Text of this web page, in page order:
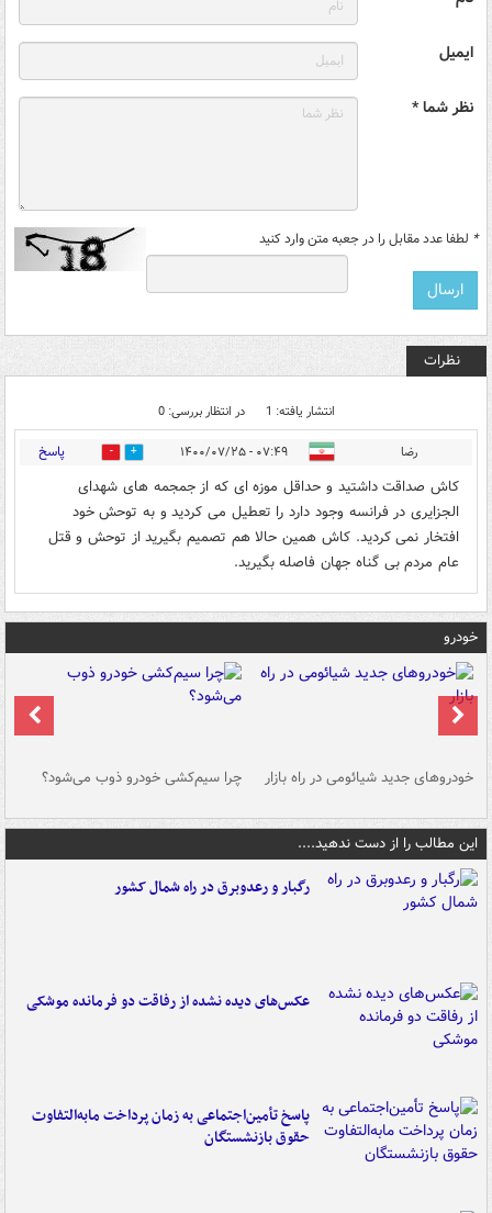
ایمیل
نظر شما *
* لطفا عدد مقابل را در جعبه متن وارد کنید
نظرات
انتشار یافته: 1 در انتظار بررسی: 0
رضا ۰۷:۴۹ - ۱۴۰۰/۰۷/۲۵ 1 پاسخ
کاش صداقت داشتید و حداقل موزه ای که از جمجمه های شهدای
الجزایری در فرانسه وجود دارد را تعطیل می کردید و به توحش خود
افتخار نمی کردید. کاش همین حالا هم تصمیم بگیرید از توحش و قتل
عام مردم بی گناه جهان فاصله بگیرید.
خودرو
خودروهای جدید شیائومی در راه بازار چرا سیم‌کشی خودرو ذوب می‌شود؟
این مطالب را از دست ندهید....
رگبار و رعدوبرق در راه شمال کشور
عکس‌های دیده نشده از رفاقت دو فرمانده‌ موشکی
پاسخ تأمین‌اجتماعی به زمان پرداخت مابه‌التفاوت
حقوق بازنشستگان